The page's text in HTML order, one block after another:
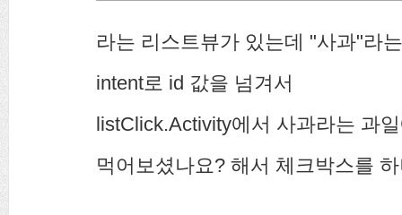
라는 리스트뷰가 있는데 "사과"라
intent로 id 값을 넘겨서
listClick.Activity에서 사과라는 과
먹어보셨나요? 해서 체크박스를